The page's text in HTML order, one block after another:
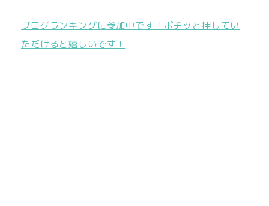
ブログランキングに参加中です！ポチッと押してい
ただけると嬉しいです！